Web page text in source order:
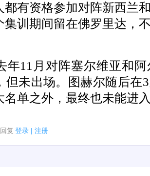
都有资格参加对阵新西兰
集训期间留在佛罗里达，
年11月对阵塞尔维亚和
但未出场。图赫尔随后在
名单之外，最终也未能进
复 登录 | 注册